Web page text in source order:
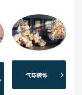
气球装饰